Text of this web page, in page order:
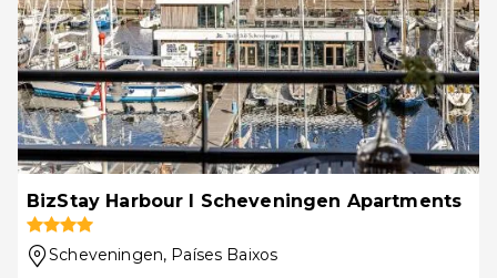
BizStay Harbour I Scheveningen Apartments
Scheveningen, Países Baixos